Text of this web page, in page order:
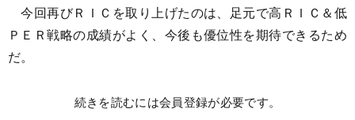
今回再びＲＩＣを取り上げたのは、足元で高ＲＩＣ＆低
ＰＥＲ戦略の成績がよく、今後も優位性を期待できるため
だ。
続きを読むには会員登録が必要です。